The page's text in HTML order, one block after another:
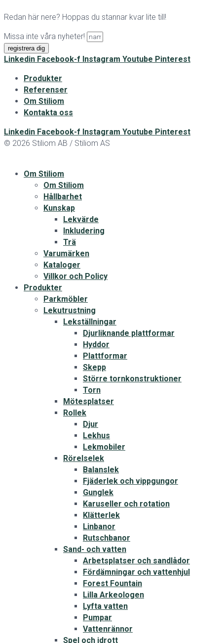
Redan här nere? Hoppas du stannar kvar lite till!
Missa inte våra nyheter!
registrera dig
Linkedin Facebook-f Instagram Youtube Pinterest
Produkter
Referenser
Om Stiliom
Kontakta oss
Linkedin Facebook-f Instagram Youtube Pinterest
© 2026 Stiliom AB / Stiliom AS
Om Stiliom
Om Stiliom
Hållbarhet
Kunskap
Lekvärde
Inkludering
Trä
Varumärken
Kataloger
Villkor och Policy
Produkter
Parkmöbler
Lekutrustning
Lekställningar
Djurliknande plattformar
Hyddor
Plattformar
Skepp
Större tornkonstruktioner
Torn
Mötesplatser
Rollek
Djur
Lekhus
Lekmobiler
Rörelselek
Balanslek
Fjäderlek och vippgungor
Gunglek
Karuseller och rotation
Klätterlek
Linbanor
Rutschbanor
Sand- och vatten
Arbetsplatser och sandlådor
Fördämningar och vattenhjul
Forest Fountain
Lilla Arkeologen
Lyfta vatten
Pumpar
Vattenrännor
Spel och idrott